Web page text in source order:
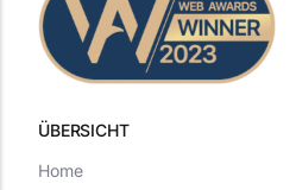
ÜBERSICHT
Home